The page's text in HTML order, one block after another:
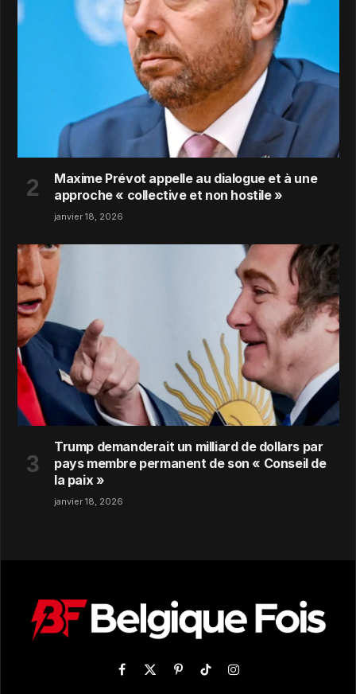
Maxime Prévot appelle au dialogue et à une
approche « collective et non hostile »
janvier 18, 2026
Trump demanderait un milliard de dollars par
pays membre permanent de son « Conseil de
la paix »
janvier 18, 2026
Facebook
X
PinterestTikTokInstagram